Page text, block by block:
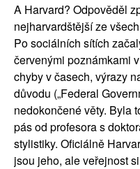
A Harvard? Odpověděl
nejharvardštější ze
Po sociálních sítích
červenými poznámkami
chyby v časech, výrazy
důvodu („Federal
nedokončené věty. Byla
pás od profesora s
stylistiky. Oficiálně
jsou jeho, ale veřejnost